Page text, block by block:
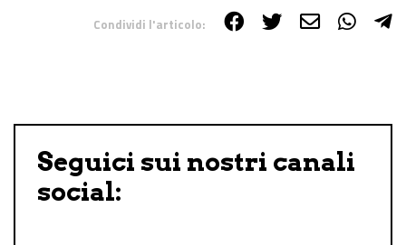
Condividi l'articolo:
Seguici sui nostri canali
social: